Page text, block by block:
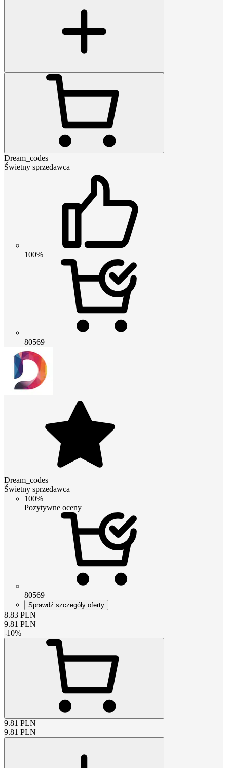
Dream_codes
Świetny sprzedawca
100%
80569
Dream_codes
Świetny sprzedawca
100%
Pozytywne oceny
80569
Sprawdź szczegóły oferty
8.83 PLN
9.81 PLN
-10%
9.81 PLN
9.81 PLN